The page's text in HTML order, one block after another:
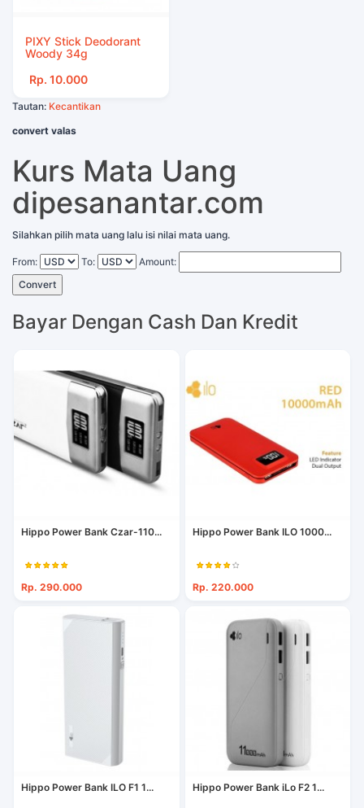
PIXY Stick Deodorant
Woody 34g
Rp. 10.000
Tautan: Kecantikan
convert valas
Kurs Mata Uang
dipesanantar.com
Silahkan pilih mata uang lalu isi nilai mata uang.
From: To:
Amount:
Convert
Bayar Dengan Cash Dan Kredit
Hippo Power Bank Czar-110...
Rp. 290.000
Hippo Power Bank ILO 1000...
Rp. 220.000
Hippo Power Bank ILO F1 1... Hippo Power Bank iLo F2 1...